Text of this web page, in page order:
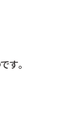
す。